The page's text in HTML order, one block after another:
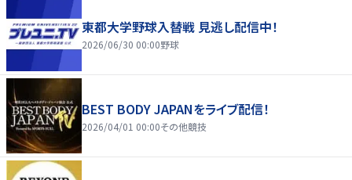
東都大学野球入替戦 見逃し配信中！
2026/06/30 00:00野球
BEST BODY JAPANをライブ配信！
2026/04/01 00:00その他競技